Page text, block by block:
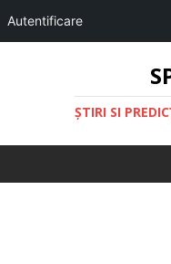
Autentificare
ŞTIRI SI